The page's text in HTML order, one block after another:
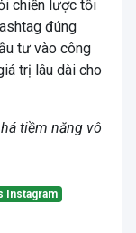
chiến lược tối
đúng
tư vào công
trị lâu dài cho
tiềm năng vô
Instagram